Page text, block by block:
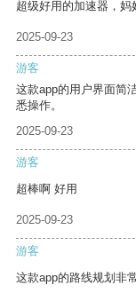
超级好用的加速器，妈
2025-09-23
游客
这款app的用户界面简
悉操作。
2025-09-23
游客
超棒啊 好用
2025-09-23
游客
这款app的路线规划非